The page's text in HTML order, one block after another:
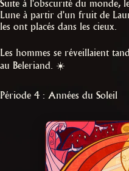
Suite à l'obscurité du monde,
Lune à partir d'un fruit de
les ont placés dans les cieux.
Les hommes se réveillaient
au Beleriand. ☀️
Période 4 : Années du Soleil